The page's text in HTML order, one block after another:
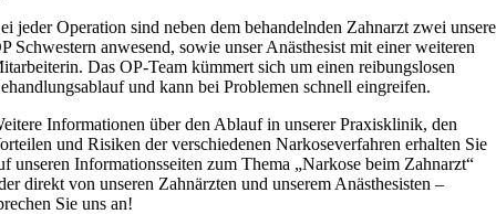
jeder Operation sind neben dem behandelnden Zahnarzt zwei
Schwestern anwesend, sowie unser Anästhesist mit einer weiteren
Das OP-Team kümmert sich um einen reibungslosen
und kann bei Problemen schnell eingreifen.
Informationen über den Ablauf in unserer Praxisklinik, den
und Risiken der verschiedenen Narkoseverfahren erhalten Sie
unseren Informationsseiten zum Thema „Narkose beim Zahnarzt“
direkt von unseren Zahnärzten und unserem Anästhesisten –
Sie uns an!